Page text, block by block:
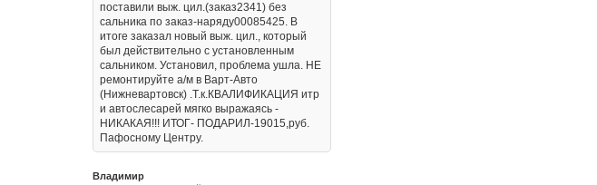
поставили выж. цил.(заказ2341) без
сальника по заказ-наряду00085425. В
итоге заказал новый выж. цил., который
был действительно с установленным
сальником. Установил, проблема ушла. НЕ
ремонтируйте а/м в Варт-Авто
(Нижневартовск) .Т.к.КВАЛИФИКАЦИЯ итр
и автослесарей мягко выражаясь -
НИКАКАЯ!!! ИТОГ- ПОДАРИЛ-19015,руб.
Пафосному Центру.
Владимир